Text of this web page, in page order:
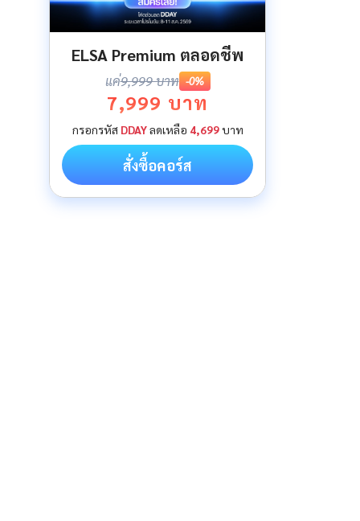
ELSA Premium ตลอดชีพ
แค่9,999 บาท -0%
7,999 บาท
กรอกรหัส DDAYลดเหลือ 4,699บาท
สั่งซื้อคอร์ส